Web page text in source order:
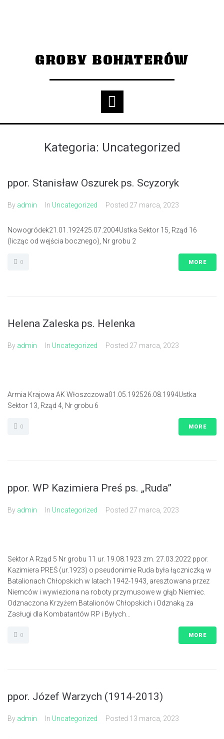
GROBY BOHATERÓW
Kategoria: Uncategorized
ppor. Stanisław Oszurek ps. Scyzoryk
By admin In Uncategorized Posted 27 marca, 2023
Nowogródek21.01.192425.07.2004Ustka Sektor 15, Rząd 16
(licząc od wejścia bocznego), Nr grobu 2
0 MORE
Helena Zaleska ps. Helenka
By admin In Uncategorized Posted 27 marca, 2023
Armia Krajowa AK Włoszczowa01.05.192526.08.1994Ustka
Sektor 13, Rząd 4, Nr grobu 6
0 MORE
ppor. WP Kazimiera Preś ps. „Ruda”
By admin In Uncategorized Posted 27 marca, 2023
Sektor A Rząd 5 Nr grobu 11 ur. 19.08.1923 zm. 27.03.2022 ppor.
Kazimiera PREŚ (ur.1923) o pseudonimie Ruda była łączniczką w
Batalionach Chłopskich w latach 1942-1943, aresztowana przez
Niemców i wywieziona na roboty przymusowe w głąb Niemiec.
Odznaczona Krzyżem Batalionów Chłopskich i Odznaką za
Zasługi dla Kombatantów RP i Byłych...
0 MORE
ppor. Józef Warzych (1914-2013)
By admin In Uncategorized Posted 13 marca, 2023